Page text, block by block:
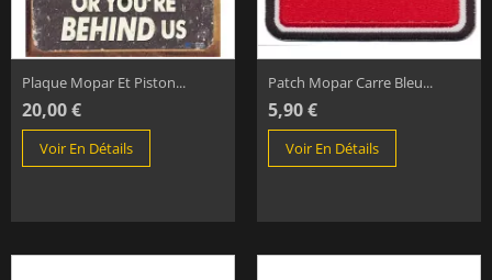
Plaque Mopar Et Piston...
20,00 €
Voir En Détails
Patch Mopar Carre Bleu...
5,90 €
Voir En Détails